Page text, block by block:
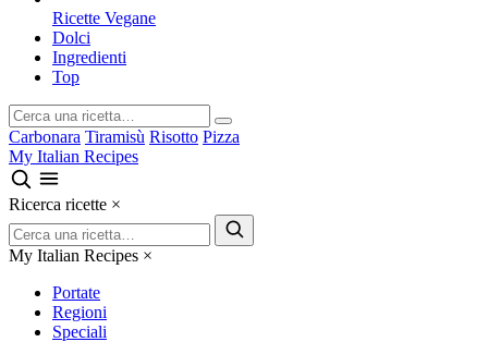
Ricette Vegane
Dolci
Ingredienti
Top
Carbonara Tiramisù Risotto Pizza
My Italian Recipes
Ricerca ricette ×
My Italian Recipes ×
Portate
Regioni
Speciali